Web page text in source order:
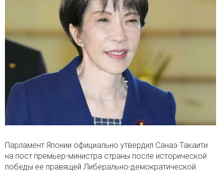
Парламент Японии официально утвердил Санаэ Такаити
на пост премьер-министра страны после исторической
победы ее правящей Либерально-демократической